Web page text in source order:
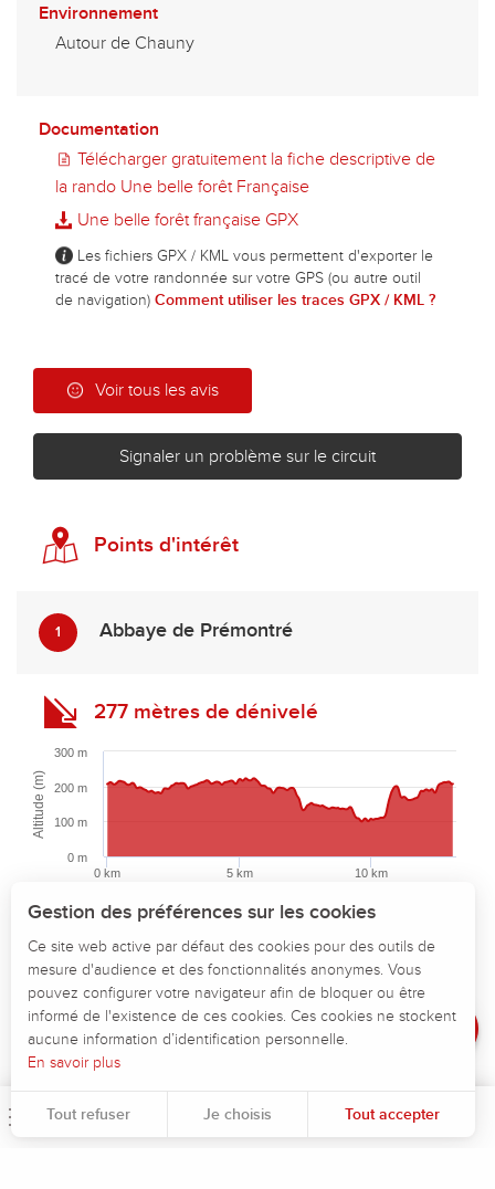
Menu
Dénivelé
Environnement
Autour de Chauny
Documentation
Télécharger gratuitement la fiche descriptive de
la rando Une belle forêt Française
Une belle forêt française GPX
Les fichiers GPX / KML vous permettent d'exporter le
tracé de votre randonnée sur votre GPS (ou autre outil
de navigation) Comment utiliser les traces GPX / KML ?
Voir tous les avis
Signaler un problème sur le circuit
Points d'intérêt
1 Abbaye de Prémontré
277 mètres de dénivelé
Altitude (m)
0 km 5 km 10 km
0 m
100 m
200 m
300 m
Altitude maximum :
225 m
Altitude minimum :
99 m
Dénivelé total positif :
277 m
Dénivelé total négatif :
-277 m
Dénivelé positif maximum :
Dénivelé négatif maximum :
-63 m
Gestion des préférences sur les cookies
Ce site web active par défaut des cookies pour des outils de
mesure d'audience et des fonctionnalités anonymes. Vous
pouvez configurer votre navigateur afin de bloquer ou être
informé de l'existence de ces cookies. Ces cookies ne stockent
aucune information d’identification personnelle.
En savoir plus
Tout refuser Je choisis Tout accepter